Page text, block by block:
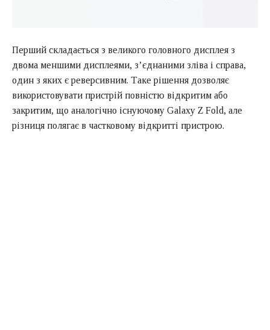
Перший складається з великого головного дисплея з
двома меншими дисплеями, з’єднаними зліва і справа,
один з яких є реверсивним. Таке рішення дозволяє
використовувати пристрій повністю відкритим або
закритим, що аналогічно існуючому Galaxy Z Fold, але
різниця полягає в частковому відкритті пристрою.